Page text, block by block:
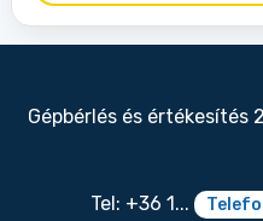
Gépbérlés és értékesítés
Tel: +36 1...